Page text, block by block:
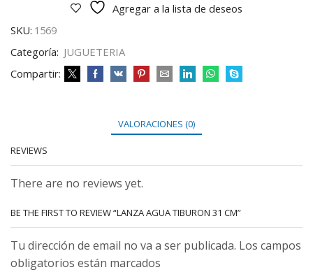
Agregar a la lista de deseos
SKU: 1569
Categoría: JUGUETERIA
Compartir:
VALORACIONES (0)
REVIEWS
There are no reviews yet.
BE THE FIRST TO REVIEW “LANZA AGUA TIBURON 31 CM”
Tu dirección de email no va a ser publicada. Los campos
obligatorios están marcados